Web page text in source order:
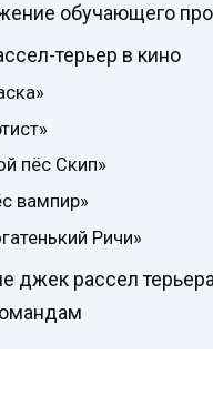
обучающего
терьер в кино
пёс Скип»
вампир»
Ричи»
джек рассел терьера